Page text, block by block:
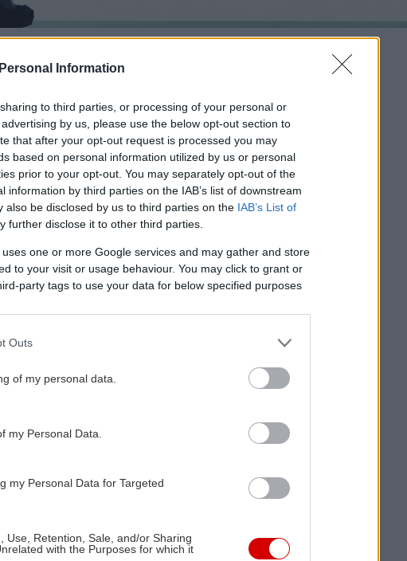
Information
to third parties, or processing of your personal or
by us, please use the below opt-out section to
that after your opt-out request is processed you may
based on personal information utilized by us or personal
prior to your opt-out. You may separately opt-out of the
information by third parties on the IAB’s list of downstream
also be disclosed by us to third parties on the IAB’s List of
further disclose it to other third parties.
one or more Google services and may gather and store
to your visit or usage behaviour. You may click to grant or
party tags to use your data for below specified purposes
Outs
of my personal data.
my Personal Data.
my Personal Data for Targeted
Use, Retention, Sale, and/or Sharing
with the Purposes for which it